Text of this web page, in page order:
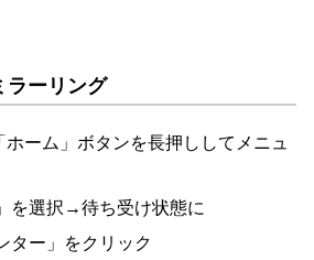
ーリング
ーム」ボタンを長押ししてメニュ
を選択→待ち受け状態に
ター」をクリック